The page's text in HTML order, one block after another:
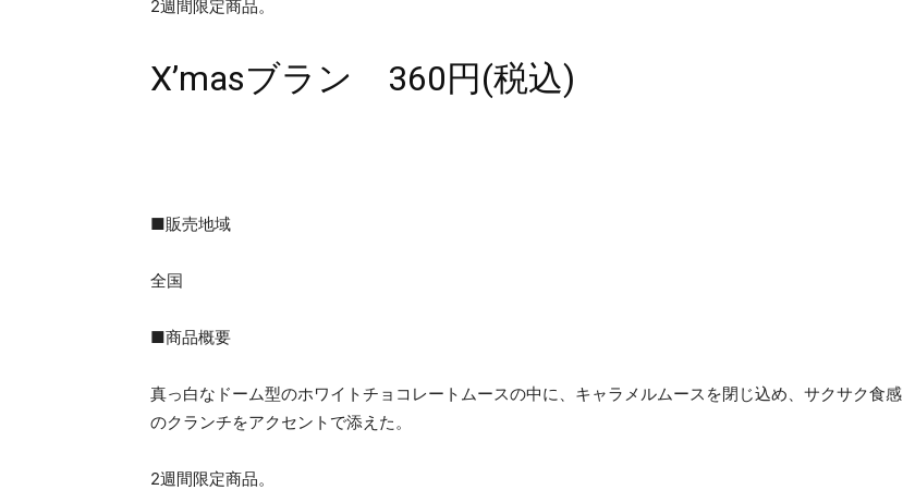
2週間限定商品。
X’masブラン 360円(税込)
■販売地域
全国
■商品概要
真っ白なドーム型のホワイトチョコレートムースの中に、キャラメルムースを閉じ込め、サクサク食感
のクランチをアクセントで添えた。
2週間限定商品。